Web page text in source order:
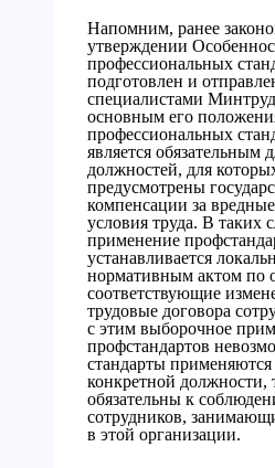
Напомним, ранее
утверждении
профессиональных
подготовлен и
специалистами
основным его
профессиональных
является обязательным
должностей, для
предусмотрены
компенсации за
условия труда. В таких
применение
устанавливается
нормативным актом по
соответствующие
трудовые договора
с этим выборочное
профстандартов
стандарты
конкретной должности,
обязательны к
сотрудников,
в этой организации.